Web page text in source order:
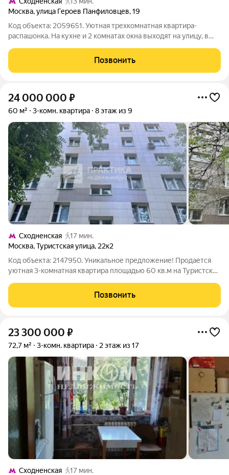
Москва,улица Героев Панфиловцев,19
Код объекта: 2059651. Уютная трехкомнатная квартира-
распашонка. На кухне и 2 комнатах окна выходят на улицу, в
школа с французским уклоном, напротив детский сад. В 3
минутах магазины: пятерочка,
Позвонить
24 000 000 ₽
60 м² 3-комн. квартира 8 этаж из 9
Сходненская
17 мин.
Москва,Туристская улица, 22к2
Код объекта: 2147950. Уникальное предложение! Продается
уютная 3-комнатная квартира площадью 60 кв.м на Туристской
время и деньги на
Позвонить
23 300 000 ₽
72,7 м² 3-комн. квартира 2 этаж из 17
Сходненская
17 мин.